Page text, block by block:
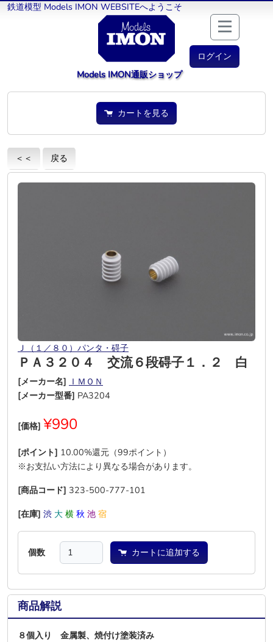
鉄道模型 Models IMON WEBSITEへようこそ
ログイン
Models IMON通販ショップ
カートを見る
＜＜ 戻る
Ｊ（１／８０）パンタ・碍子
ＰＡ３２０４ 交流６段碍子１．２ 白
[メーカー名] ＩＭＯＮ
[メーカー型番] PA3204
[価格] ¥990
[ポイント] 10.00%還元（99ポイント）
※お支払い方法により異なる場合があります。
[商品コード] 323-500-777-101
[在庫] 渋 大 横 秋 池 宿
個数 カートに追加する
商品解説
８個入り 金属製、焼付け塗装済み